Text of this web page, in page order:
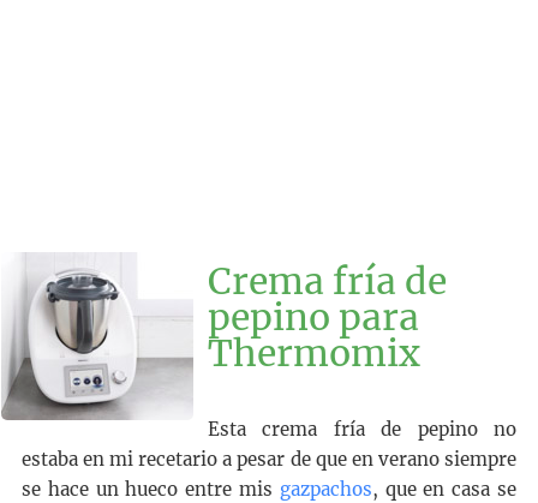
Crema fría de
pepino para
Thermomix
Esta crema fría de pepino no
estaba en mi recetario a pesar de que en verano siempre
se hace un hueco entre mis gazpachos, que en casa se